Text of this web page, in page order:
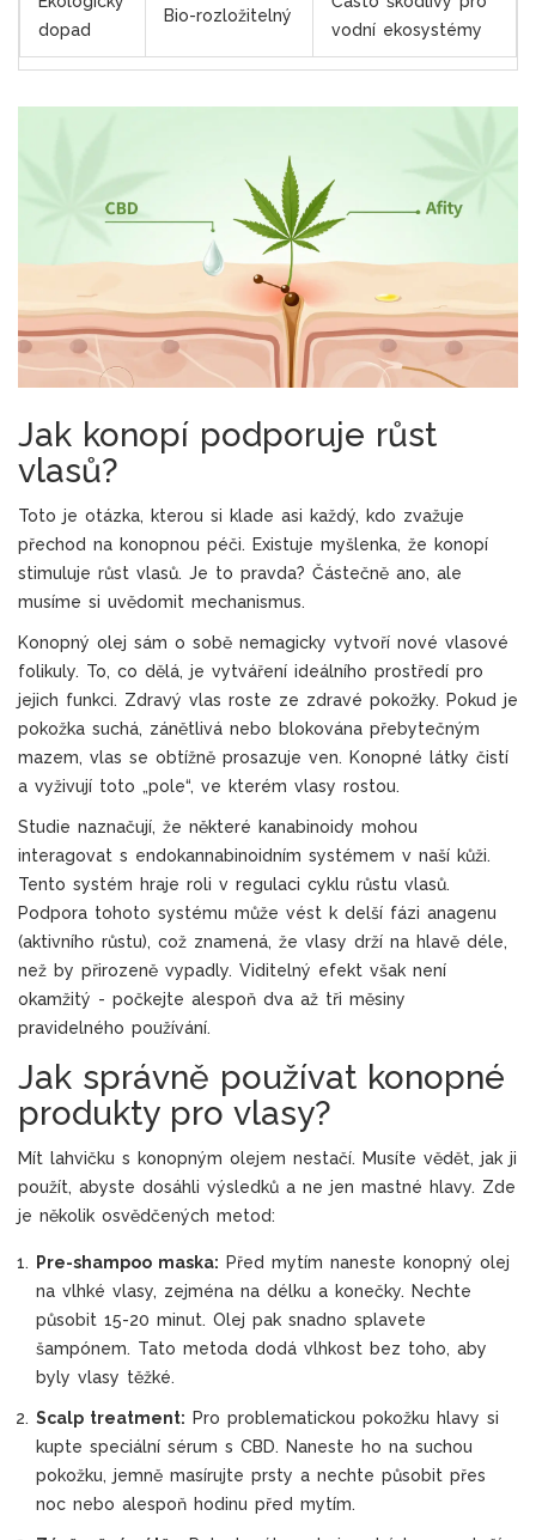
dopad
Bio-rozložitelný
vodní ekosystémy
Jak konopí podporuje růst
vlasů?
Toto je otázka, kterou si klade asi každý, kdo zvažuje
přechod na konopnou péči. Existuje myšlenka, že konopí
stimuluje růst vlasů. Je to pravda? Částečně ano, ale
musíme si uvědomit mechanismus.
Konopný olej sám o sobě nemagicky vytvoří nové vlasové
folikuly. To, co dělá, je vytváření ideálního prostředí pro
jejich funkci. Zdravý vlas roste ze zdravé pokožky. Pokud je
pokožka suchá, zánětlivá nebo blokována přebytečným
mazem, vlas se obtížně prosazuje ven. Konopné látky čistí
a vyživují toto „pole“, ve kterém vlasy rostou.
Studie naznačují, že některé kanabinoidy mohou
interagovat s endokannabinoidním systémem v naší kůži.
Tento systém hraje roli v regulaci cyklu růstu vlasů.
Podpora tohoto systému může vést k delší fázi anagenu
(aktivního růstu), což znamená, že vlasy drží na hlavě déle,
než by přirozeně vypadly. Viditelný efekt však není
okamžitý - počkejte alespoň dva až tři měsiny
pravidelného používání.
Jak správně používat konopné
produkty pro vlasy?
Mít lahvičku s konopným olejem nestačí. Musíte vědět, jak ji
použít, abyste dosáhli výsledků a ne jen mastné hlavy. Zde
je několik osvědčených metod:
Pre-shampoo maska: Před mytím naneste konopný olej
na vlhké vlasy, zejména na délku a konečky. Nechte
působit 15-20 minut. Olej pak snadno splavete
šampónem. Tato metoda dodá vlhkost bez toho, aby
byly vlasy těžké.
Scalp treatment: Pro problematickou pokožku hlavy si
kupte speciální sérum s CBD. Naneste ho na suchou
pokožku, jemně masírujte prsty a nechte působit přes
noc nebo alespoň hodinu před mytím.